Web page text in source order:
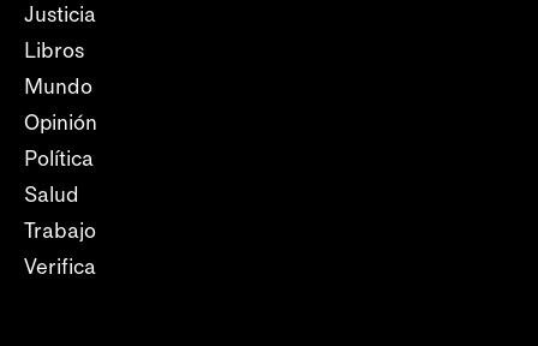
Justicia
Libros
Mundo
Opinión
Política
Salud
Trabajo
Verifica